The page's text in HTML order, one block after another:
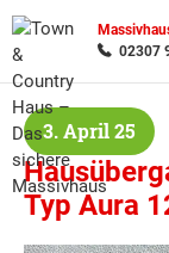
02307
3. April 25
Typ Aura
Wonach